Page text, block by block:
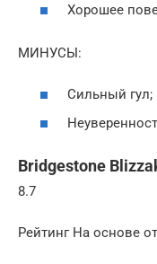
Хорошее
МИНУСЫ:
Сильный гул;
Bridgestone
8.7
Рейтинг На основе